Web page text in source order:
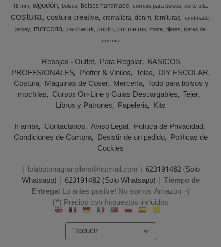
18 mm algodón bolsos bolsos handmade correas para bolsos corte tela
costura costura creativa cremallera denim fornituras handmade
jersey merceria patchwork poplin por metros ribete tijeras tijeras de
costura
Rebajas - Outlet Para Regalar BASICOS
PROFESIONALES Plotter & Vinilos Telas DIY ESCOLAR
Costura Maquinas de Coser Mercería Todo para bolsos y
mochilas Cursos On-Line y Guias Descargables Tejer
Libros y Patrones Papeleria Kits
Ir arriba Contáctanos Aviso Legal Política de Privacidad
Condiciones de Compra Desistir de un pedido Políticas de
Cookies
| lolabotonagranollers@hotmail.com | 623191482 (Solo
Whatsapp) | 623191482 (Solo Whatsapp) | Tiempo de
Entrega:Lo antes posible! No somos Amazon :-)
(*) Precios con Impuestos incluidos